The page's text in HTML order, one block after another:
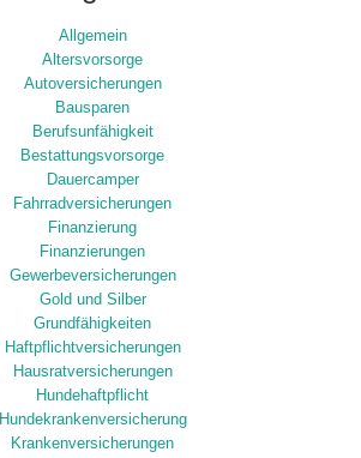
Allgemein
Altersvorsorge
Autoversicherungen
Bausparen
Berufsunfähigkeit
Bestattungsvorsorge
Dauercamper
Fahrradversicherungen
Finanzierung
Finanzierungen
Gewerbeversicherungen
Gold und Silber
Grundfähigkeiten
Haftpflichtversicherungen
Hausratversicherungen
Hundehaftpflicht
Hundekrankenversicherung
Krankenversicherungen